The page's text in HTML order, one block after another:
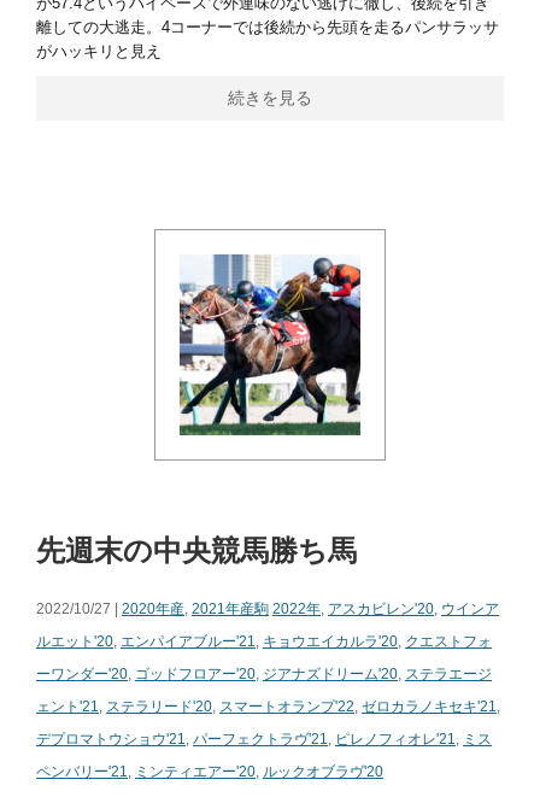
離しての大逃走。4コーナーでは後続から先頭を走るパンサラッサ
がハッキリと見え
続きを見る
先週末の中央競馬勝ち馬
2022/10/27 | 2020年産 2021年産駒 2022年 アスカビレン'20 ウインア
ルエット'20 エンパイアブルー'21 キョウエイカルラ'20 クエストフォ
ーワンダー'20 ゴッドフロアー'20 ジアナズドリーム'20 ステラエージ
ェント'21
ステラリード'20 スマートオランプ'22 ゼロカラノキセキ'21
デプロマトウショウ'21
パーフェクトラヴ'21 ピレノフィオレ'21
ミス
ペンバリー'21
ミンティエアー'20 ルックオブラヴ'20